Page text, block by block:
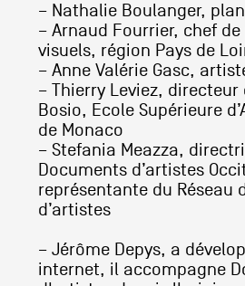
– Nathalie Boulanger,
– Arnaud Fourrier, chef
visuels, région Pays de
– Anne Valérie Gasc,
– Thierry Leviez, directeur
Bosio, Ecole Supérieure
de Monaco
– Stefania Meazza,
Documents d’artistes
représentante du Réseau
d’artistes
– Jérôme Depys, a
internet, il accompagne